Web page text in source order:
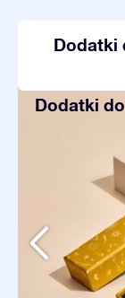
Dodatki
Dodatki